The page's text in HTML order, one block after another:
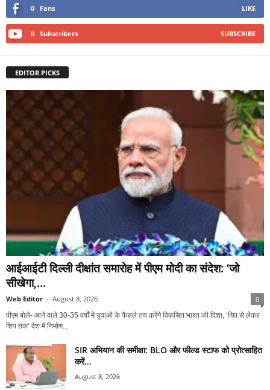
0 Fans LIKE
0 Subscribers SUBSCRIBE
EDITOR PICKS
आईआईटी दिल्ली दीक्षांत समारोह में पीएम मोदी का संदेश: ‘जो
सीखेगा,...
Web Editor - August 8, 2026 0
पीएम बोले- आने वाले 30-35 वर्षों में युवाओं के फैसले तय करेंगे विकसित भारत की दिशा, ‘चिप से लेकर
शिप तक’ देश में निर्माण...
SIR अभियान की समीक्षा: BLO और फील्ड स्टाफ को प्रोत्साहित
करें...
August 8, 2026